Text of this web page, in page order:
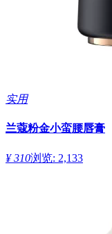
实用
兰蔻粉金小蛮腰唇膏
¥ 310浏览: 2,133